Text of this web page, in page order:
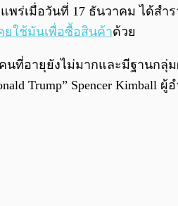
พร่เมื่อวันที่ 17 ธันวาคม ได้สำ
ยใช้มันเพื่อซื้อสินค้าด้วย
นที่อายุยังไม่มากและมีฐานก
Trump” Spencer Kimball